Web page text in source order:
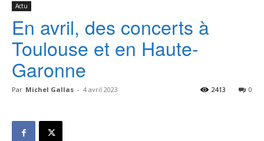
Actu
En avril, des concerts à
Toulouse et en Haute-
Garonne
Par Michel Gallas - 4 avril 2023 0
2413